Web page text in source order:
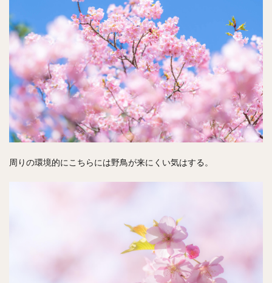
周りの環境的にこちらには野鳥が来にくい気はする。